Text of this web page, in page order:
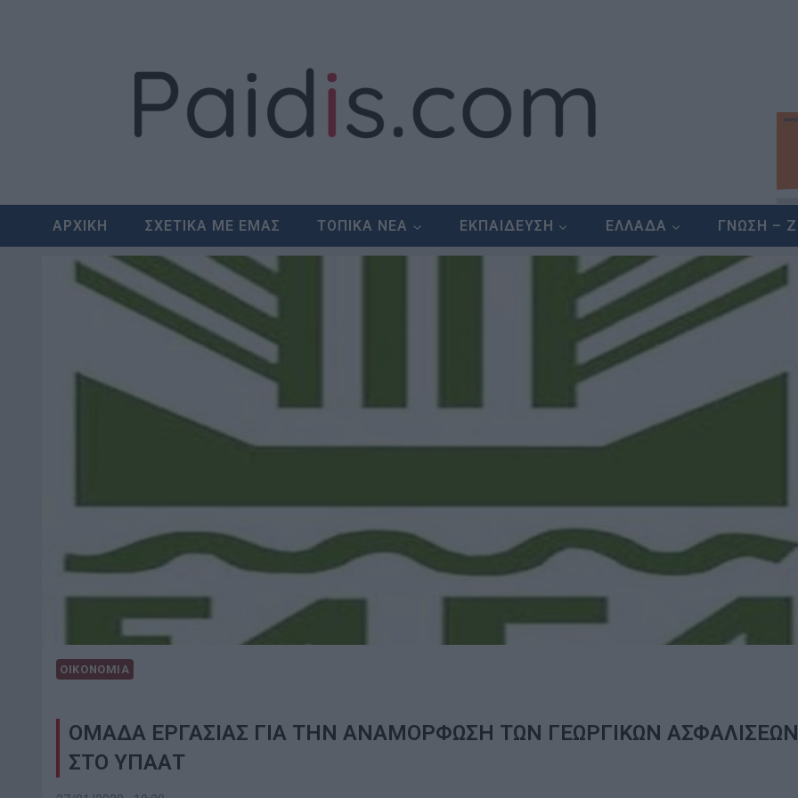
ΑΡΧΙΚΗ ΣΧΕΤΙΚΑ ΜΕ ΕΜΑΣ ΤΟΠΙΚΑ ΝΕΑ ΕΚΠΑΙΔΕΥΣΗ ΕΛΛΑΔΑ ΓΝΩΣΗ –
ΟΙΚΟΝΟΜΙΑ
ΟΜΑΔΑ ΕΡΓΑΣΙΑΣ ΓΙΑ ΤΗΝ ΑΝΑΜΟΡΦΩΣΗ ΤΩΝ ΓΕΩΡΓΙΚΩΝ ΑΣΦΑΛΙΣΕΩΝ
ΣΤΟ ΥΠΑΑΤ